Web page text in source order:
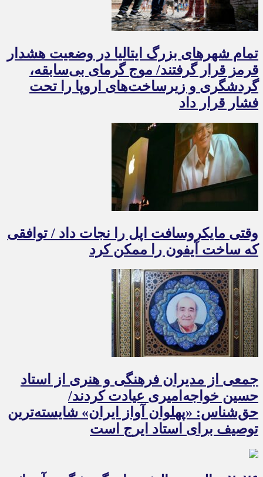
تمام شهرهای بزرگ ایتالیا در وضعیت هشدار
قرمز قرار گرفتند/ موج گرمای بی‌سابقه،
گردشگری و زیرساخت‌های اروپا را تحت
فشار قرار داد
وقتی مایکروسافت اپل را نجات داد / توافقی
که ساخت آیفون را ممکن کرد
جمعی از مدیران فرهنگی و هنری از استاد
حسین خواجه‌امیری عیادت کردند/
حق‌شناس: «پهلوان آواز ایران» شایسته‌ترین
توصیف برای استاد ایرج است